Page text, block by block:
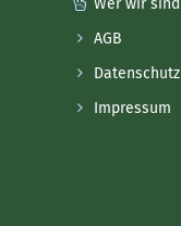
AGB
Datenschutz
Impressum